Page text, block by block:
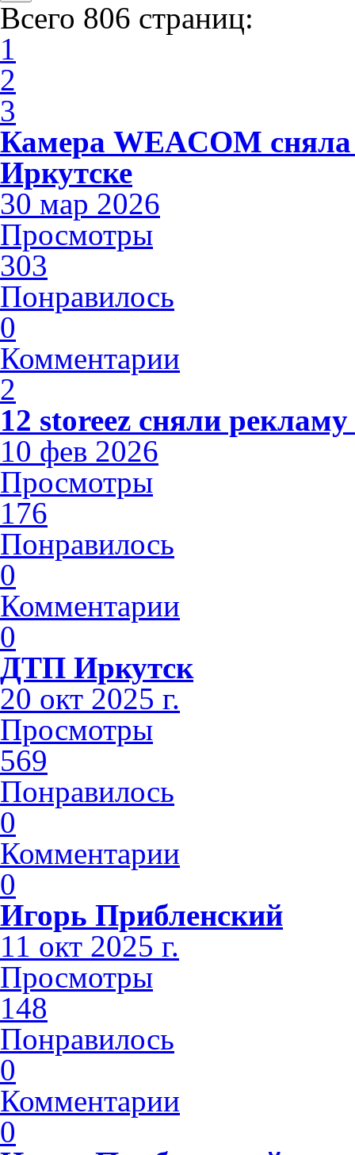
Всего 806 страниц:
1
2
3
Камера WEACOM
Иркутске
30 мар 2026
Просмотры
303
Понравилось
0
Комментарии
2
12 storeez сняли
10 фев 2026
Просмотры
176
Понравилось
0
Комментарии
0
ДТП Иркутск
20 окт 2025 г.
Просмотры
569
Понравилось
0
Комментарии
0
Игорь Прибленский
11 окт 2025 г.
Просмотры
148
Понравилось
0
Комментарии
0